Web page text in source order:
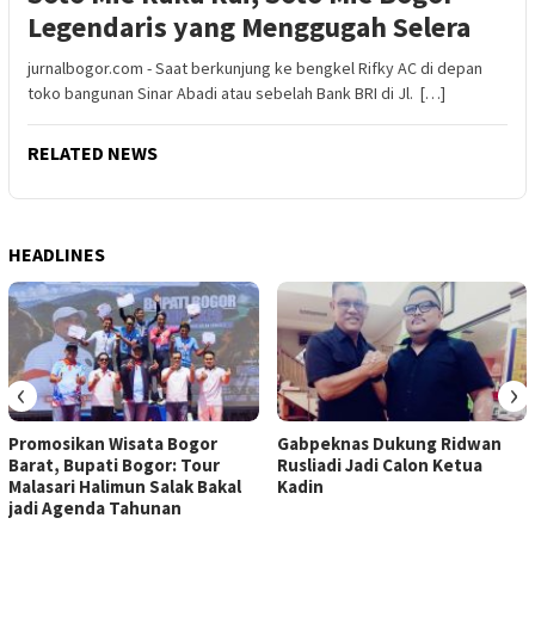
Legendaris yang Menggugah Selera
jurnalbogor.com - Saat berkunjung ke bengkel Rifky AC di depan
toko bangunan Sinar Abadi atau sebelah Bank BRI di Jl. […]
RELATED NEWS
HEADLINES
Promosikan Wisata Bogor
Barat, Bupati Bogor: Tour
Malasari Halimun Salak Bakal
jadi Agenda Tahunan
Gabpeknas Dukung Ridwan
Rusliadi Jadi Calon Ketua
Kadin
‹ ›